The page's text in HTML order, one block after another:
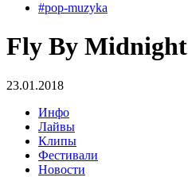
#pop-muzyka
Fly By Midnight
23.01.2018
Инфо
Лайвы
Клипы
Фестивали
Новости